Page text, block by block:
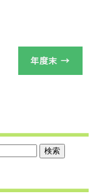
年度末→